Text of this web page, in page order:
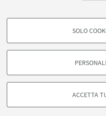
COOKIE DI PROFILAZIONE -
degli utenti, creare profili in base al
di marketing.
Google/Youtube Video
SOLO
ACCETTA
©Copyright 2026 - ALMA
Bologna - Via Zamboni, 33 -
Privacy
Note legali